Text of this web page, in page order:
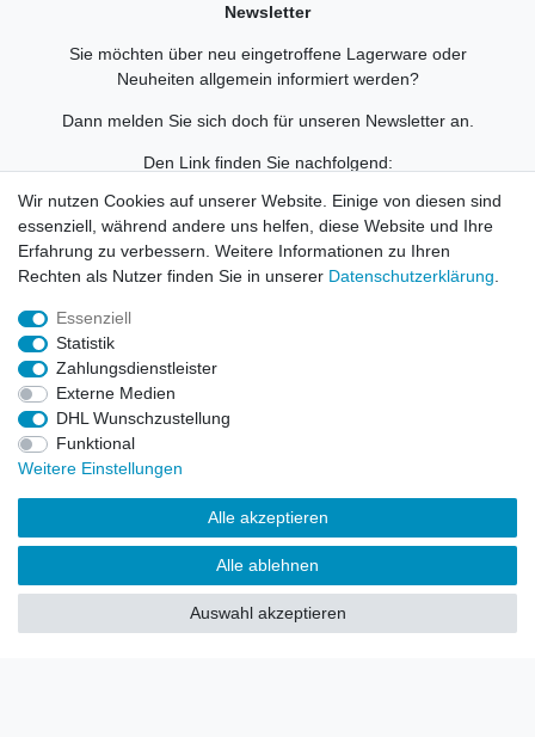
Newsletter
Sie möchten über neu eingetroffene Lagerware oder
Neuheiten allgemein informiert werden?
Dann melden Sie sich doch für unseren Newsletter an.
Den Link finden Sie nachfolgend:
AGB
© Copyright 2026 | Alle Rechte vorbehalten. HL-
Handelsgesellschaft mbH.
Alle Markennamen, Warenzeichen sowie sämtliche Produktbilder
und Beschreibungen sind Eigentum Ihrer rechtmäßigen
Eigentümer und dienen hier nur der Beschreibung.
Preise nur für registrierte Händler, ansonsten zeigt der Shop 0,00
€
Wir nutzen Cookies auf unserer Website. Einige von diesen sind
essenziell, während andere uns helfen, diese Website und Ihre
Erfahrung zu verbessern. Weitere Informationen zu Ihren
Rechten als Nutzer finden Sie in unserer Daten­schutz­erklärung
Essenziell
Statistik
Zahlungsdienstleister
Externe Medien
DHL Wunschzustellung
Funktional
Weitere Einstellungen
Alle akzeptieren
Alle ablehnen
Auswahl akzeptieren